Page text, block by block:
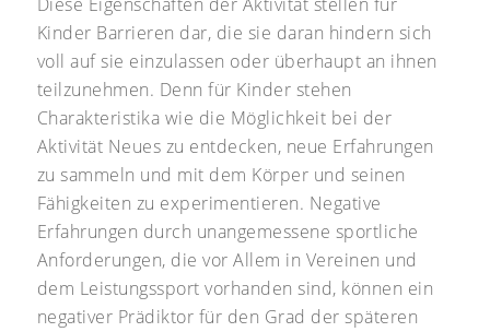
Kinder Barrieren dar, die sie daran hindern sich
voll auf sie einzulassen oder überhaupt an ihnen
teilzunehmen. Denn für Kinder stehen
Charakteristika wie die Möglichkeit bei der
Aktivität Neues zu entdecken, neue Erfahrungen
zu sammeln und mit dem Körper und seinen
Fähigkeiten zu experimentieren. Negative
Erfahrungen durch unangemessene sportliche
Anforderungen, die vor Allem in Vereinen und
dem Leistungssport vorhanden sind, können ein
negativer Prädiktor für den Grad der späteren